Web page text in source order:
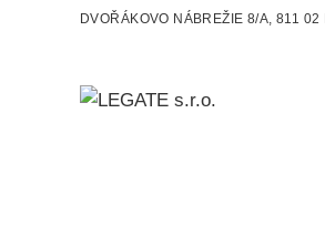
DVOŘÁKOVO NÁBREŽIE 8/A, 811 02